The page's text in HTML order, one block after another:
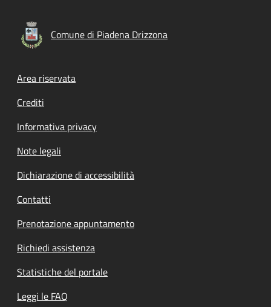
Comune di Piadena Drizzona
Footer menu
Area riservata
Crediti
Informativa privacy
Note legali
Dichiarazione di accessibilità
Contatti
Prenotazione appuntamento
Richiedi assistenza
Statistiche del portale
Leggi le FAQ